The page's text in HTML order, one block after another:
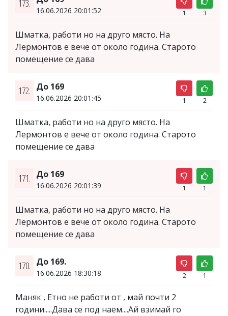
173.
16.06.2026 20:01:52 1 3
Шматка, работи но на друго място. На
Лермонтов е вече от около година. Старото
помещение се дава
172. До 169
16.06.2026 20:01:45 1 2
Шматка, работи но на друго място. На
Лермонтов е вече от около година. Старото
помещение се дава
171. До 169
16.06.2026 20:01:39 1 1
Шматка, работи но на друго място. На
Лермонтов е вече от около година. Старото
помещение се дава
170. До 169.
16.06.2026 18:30:18 2 1
Маняк , Етно не работи от , май почти 2
години.....Дава се под наем....Ай взимай го